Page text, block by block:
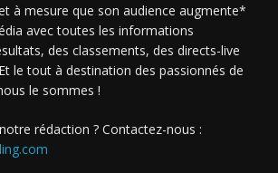
à mesure que son audience augmente*
avec toutes les informations
des classements, des directs-live
le tout à destination des passionnés de
le sommes !
rédaction ? Contactez-nous :